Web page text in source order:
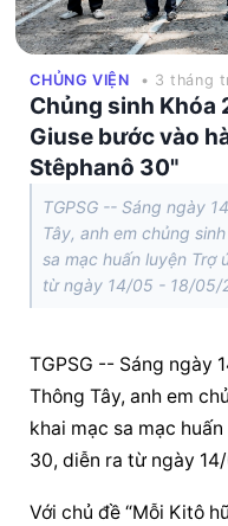
CHỦNG VIỆN • 3 tháng
Chủng sinh Khóa
Giuse bước vào
Stêphanô 30"
TGPSG -- Sáng ngày
Tây, anh em chủng
sa mạc huấn luyện Trợ
từ ngày 14/05 - 18/05/
TGPSG -- Sáng ngày
Thông Tây, anh em
khai mạc sa mạc
30, diễn ra từ ngày
Với chủ đề “Mỗi Kitô